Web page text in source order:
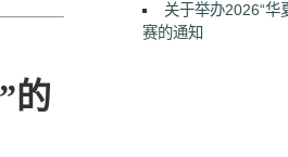
的
关于举办2026“华
赛的通知